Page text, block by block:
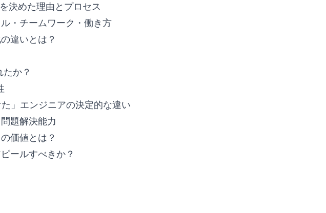
決めた理由とプロセス
・チームワーク・働き方
違いとは？
か？
」エンジニアの決定的な違い
題解決能力
価値とは？
ールすべきか？